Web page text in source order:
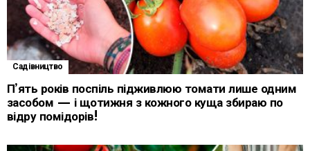
Садівництво
П’ять років поспіль підживлюю томати лише одним
засобом — і щотижня з кожного куща збираю по
відру помідорів!